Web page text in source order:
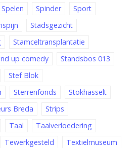
Spelen Spinder
Sport
Stadsgezicht
Stamceltransplantatie
up comedy
Standsbos 013
Stef Blok
Sterrenfonds
Stokhasselt
Breda
Strips
Taal
Taalverloedering
Tewerkgesteld
Textielmuseum